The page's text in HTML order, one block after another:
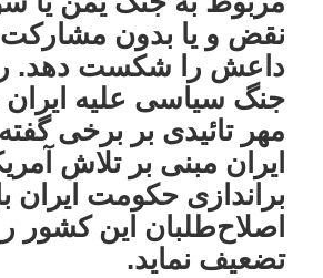
نقض و یا بدون مشارکت
داعش را شکست دهد.
جنگ سیاسی علیه ایران
مهر تائیدی بر برخی
ایران مبنی بر تلاش
براندازی حکومت ایران
اصلاح‌طلبان این کشور را
تضعیف نماید.